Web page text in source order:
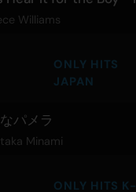
Williams
ONLY HITS
JAPAN
パメラ
Minami
ONLY HITS K-